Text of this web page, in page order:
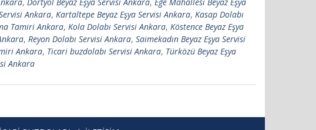
Ankara, Kartaltepe Beyaz Eşya Servisi Ankara, Kasap Dolabı
Tamiri Ankara, Kola Dolabı Servisi Ankara, Köstence Beyaz Eşya
, Reyon Dolabı Servisi Ankara, Saimekadın Beyaz Eşya Servisi
Ankara, Ticari buzdolabı Servisi Ankara, Türközü Beyaz Eşya
Ankara